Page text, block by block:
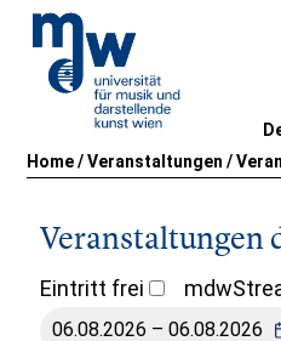
Home/Veranstaltungen /
Veranstaltungen
Eintritt frei